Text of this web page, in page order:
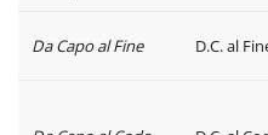
Da Capo al Fine D.C. al